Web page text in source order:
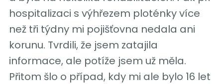
hospitalizaci s výhřezem ploténky více
než tři týdny mi pojišťovna nedala ani
korunu. Tvrdili, že jsem zatajila
informace, ale potíže jsem už měla.
Přitom šlo o případ, kdy mi ale bylo 16 let